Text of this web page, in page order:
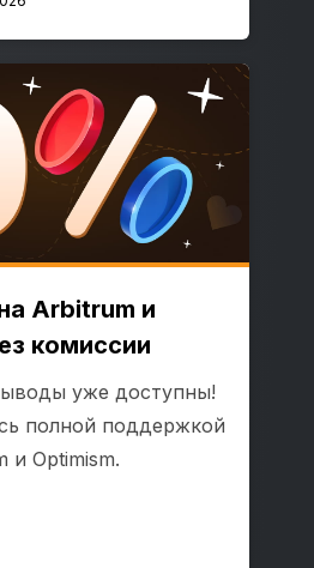
Arbitrum и
комиссии
уже доступны!
полной поддержкой
и Optimism.